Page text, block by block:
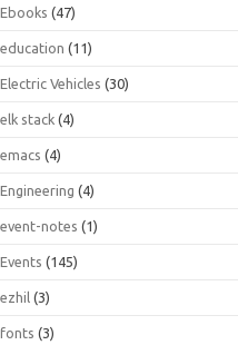
Ebooks (47)
education (11)
Electric Vehicles (30)
elk stack (4)
emacs (4)
Engineering (4)
event-notes (1)
Events (145)
ezhil (3)
fonts (3)